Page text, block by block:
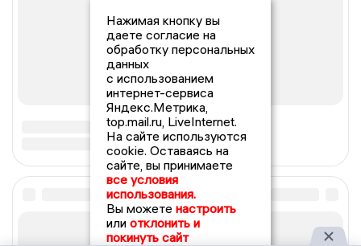
Нажимая кнопку вы
даете согласие на
обработку персональных
данных
с использованием
интернет-сервиса
Яндекс.Метрика,
top.mail.ru, LiveInternet.
На сайте используются
cookie. Оставаясь на
сайте, вы принимаете
все условия
использования.
Вы можете настроить
или отклонить и
покинуть сайт